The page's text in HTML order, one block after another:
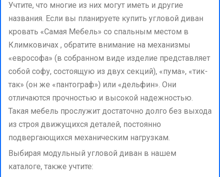
Учтите, что многие из них могут иметь и другие
названия. Если вы планируете купить угловой диван
кровать «Самая Мебель» со спальным местом в
Климковичах , обратите внимание на механизмы
«еврософа» (в собранном виде изделие представляет
собой софу, состоящую из двух секций), «пума», «тик-
так» (он же «пантограф») или «дельфин». Они
отличаются прочностью и высокой надежностью.
Такая мебель прослужит достаточно долго без выхода
из строя движущихся деталей, постоянно
подвергающихся механическим нагрузкам.
Выбирая модульный угловой диван в нашем
каталоге, также учтите: